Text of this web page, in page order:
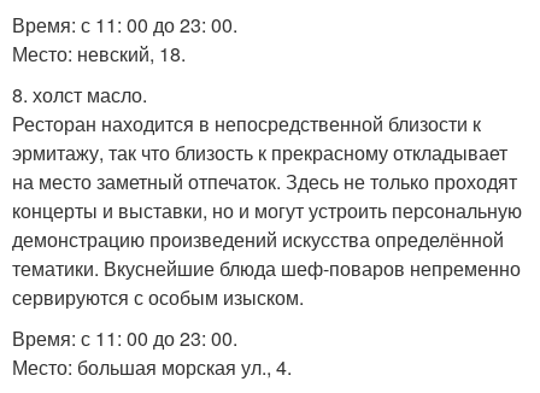
Время: с 11: 00 до 23: 00.
Место: невский, 18.
8. холст масло.
Ресторан находится в непосредственной близости к
эрмитажу, так что близость к прекрасному откладывает
на место заметный отпечаток. Здесь не только проходят
концерты и выставки, но и могут устроить персональную
демонстрацию произведений искусства определённой
тематики. Вкуснейшие блюда шеф-поваров непременно
сервируются с особым изыском.
Время: с 11: 00 до 23: 00.
Место: большая морская ул., 4.